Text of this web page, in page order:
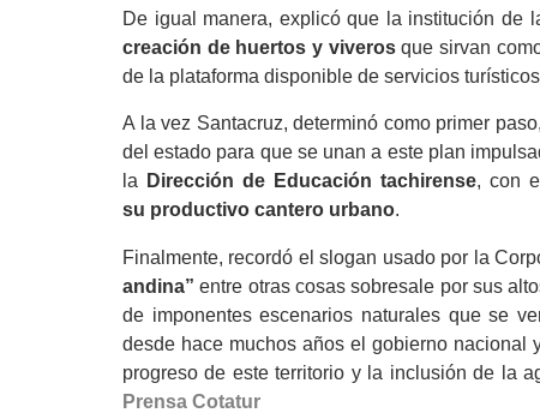
De igual manera, explicó que la institución de
creación de huertos y viverosque sirvan
de la plataforma disponible de servicios
A la vez Santacruz, determinó como primer
del estado para que se unan a este plan
la Dirección de Educación tachirense, con
su productivo cantero urbano.
Finalmente, recordó el slogan usado por la
andina” entre otras cosas sobresale por sus
de imponentes escenarios naturales que se
desde hace muchos años el gobierno nacional
progreso de este territorio y la inclusión de la
Prensa Cotatur